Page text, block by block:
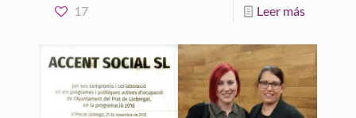
17 Leer más